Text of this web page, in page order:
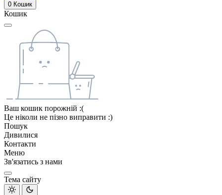
0 Кошик
Кошик
Ваш кошик порожній :(
Це ніколи не пізно виправити :)
Пошук
Дивилися
Контакти
Меню
Зв'язатись з нами
Тема сайту